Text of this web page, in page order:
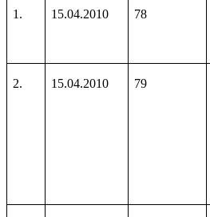
1. 15.04.2010 78
2. 15.04.2010 79